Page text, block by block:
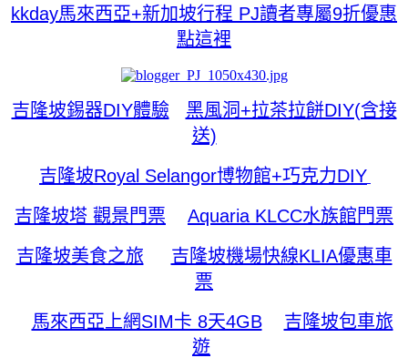
kkday馬來西亞+新加坡行程 PJ讀者專屬9折優惠
點這裡
吉隆坡錫器DIY體驗
黑風洞+拉茶拉餅DIY(含接
送)
吉隆坡Royal Selangor博物館+巧克力DIY
吉隆坡塔 觀景門票
Aquaria KLCC水族館門票
吉隆坡美食之旅
吉隆坡機場快線KLIA優惠車
票
馬來西亞上網SIM卡 8天4GB
吉隆坡包車旅
遊